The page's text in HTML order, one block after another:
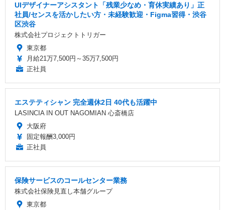
UIデザイナーアシスタント「残業少なめ・育休実績あり」正
社員/センスを活かしたい方・未経験歓迎・Figma習得・渋谷
区渋谷
株式会社プロジェクトトリガー
東京都
月給21万7,500円～35万7,500円
正社員
エステティシャン 完全週休2日 40代も活躍中
LASINCIA IN OUT NAGOMIAN 心斎橋店
大阪府
固定報酬3,000円
正社員
保険サービスのコールセンター業務
株式会社保険見直し本舗グループ
東京都